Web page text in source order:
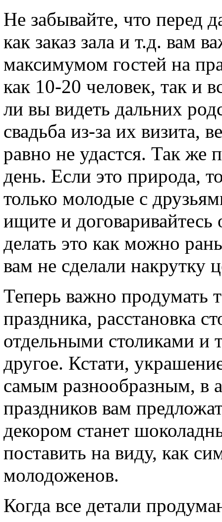
Не забывайте, что перед
как заказ зала и т.д. вам
максимумом гостей на
как 10-20 человек, так и
ли вы видеть дальних
свадьба из-за их визита,
равно не удастся. Так же
день. Если это природа,
только молодые с
ищите и
делать это как можно
вам не сделали накрутку
Теперь важно продумать
праздника, расстановка
отдельными столиками и
другое. Кстати,
самым разнообразным, в
праздников вам
декором станет
поставить на виду, как
молодоженов.
Когда все детали